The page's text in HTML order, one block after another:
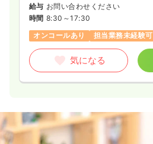
給与 お問い合わせください
時間 8:30～17:30
オンコールあり
担当業務未経験可
気になる